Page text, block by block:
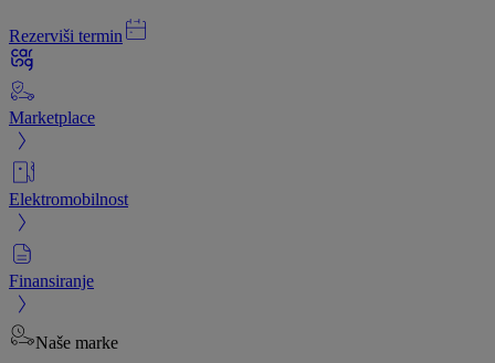
Rezerviši termin
Marketplace
Elektromobilnost
Finansiranje
Naše marke